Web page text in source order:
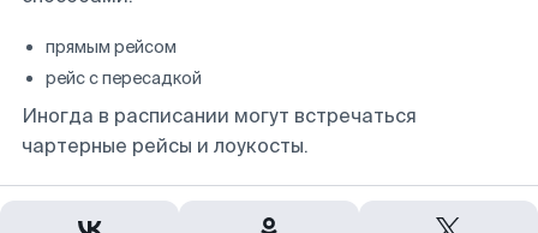
прямым рейсом
рейс с пересадкой
Иногда в расписании могут встречаться
чартерные рейсы и лоукосты.